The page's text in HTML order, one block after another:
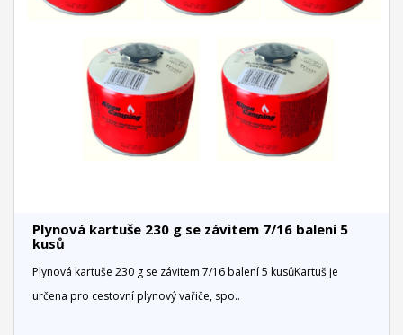
Plynová kartuše 230 g se závitem 7/16 balení 5
kusů
Plynová kartuše 230 g se závitem 7/16 balení 5 kusůKartuš je
určena pro cestovní plynový vařiče, spo..